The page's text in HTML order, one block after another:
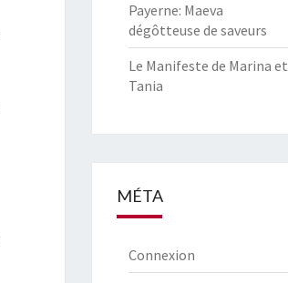
Payerne: Maeva
dégôtteuse de saveurs
Le Manifeste de Marina et
Tania
MÉTA
Connexion